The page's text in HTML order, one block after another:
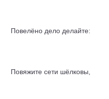
Повелёно дело делайте:
Повяжите сети шёлковы,